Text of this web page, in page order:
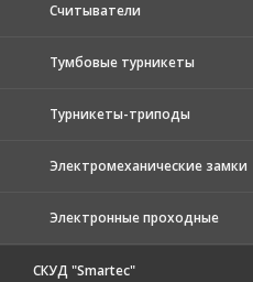
Считыватели
Тумбовые турникеты
Турникеты-триподы
Электромеханические замки
Электронные проходные
СКУД "Smartec"